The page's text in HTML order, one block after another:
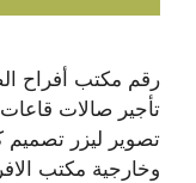
رقم مكتب أفراح
تأجير صالات
تصوير ليزر
وخارجية مكتب